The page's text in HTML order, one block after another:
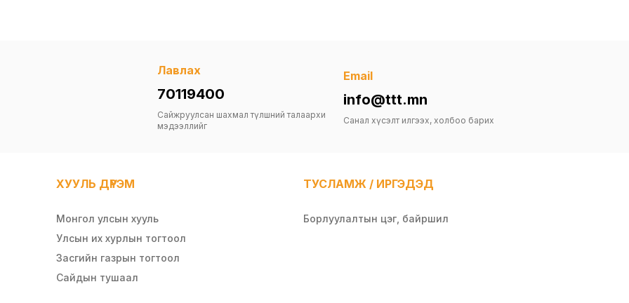
Лавлах
70119400
Сайжруулсан шахмал түлшний талаархи
мэдээллийг
Email
info@ttt.mn
Санал хүсэлт илгээх, холбоо барих
ХУУЛЬ ДҮРЭМ
Монгол улсын хууль
Улсын их хурлын тогтоол
Засгийн газрын тогтоол
Сайдын тушаал
ТУСЛАМЖ / ИРГЭДЭД
Борлуулалтын цэг, байршил